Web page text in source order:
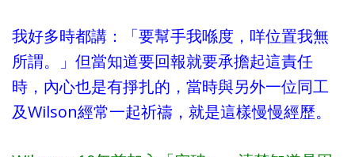
我好多時都講：「要幫手我喺度，咩位置我無
所謂。」但當知道要回報就要承擔起這責任
時，內心也是有掙扎的，當時與另外一位同工
及Wilson經常一起祈禱，就是這樣慢慢經歷。